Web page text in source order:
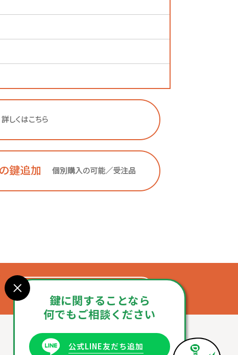
鍵に関することなら
何でもご相談ください
公式LINE友だち追加